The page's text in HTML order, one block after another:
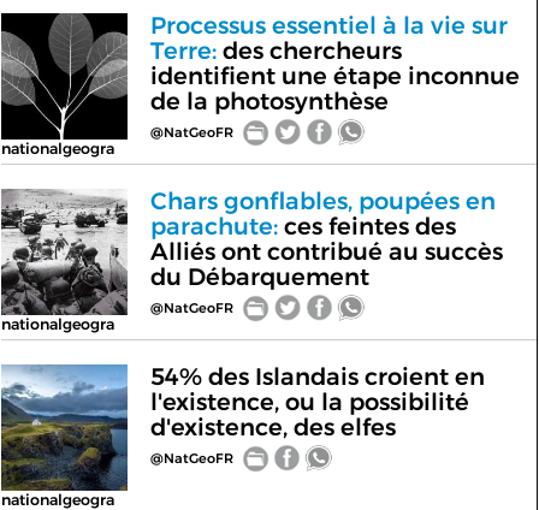
nationalgeogra
Processus essentiel à la vie sur
Terre:des chercheurs
identifient une étape inconnue
de la photosynthèse
@NatGeoFR
nationalgeogra
Chars gonflables, poupées en
parachute:ces feintes des
Alliés ont contribué au succès
du Débarquement
@NatGeoFR
nationalgeogra
54% des Islandais croient en
l'existence, ou la possibilité
d'existence, des elfes
@NatGeoFR